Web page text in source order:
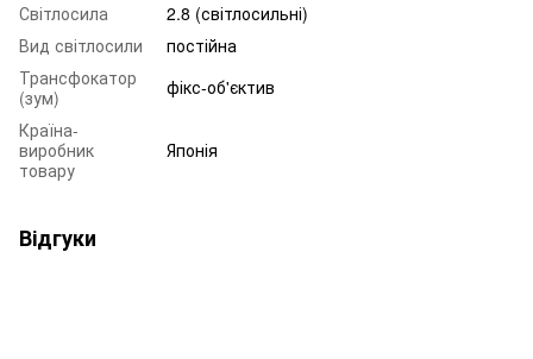
Світлосила
2.8 (світлосильні)
Вид світлосили
постійна
Трансфокатор
(зум)
фікс-об'єктив
Країна-
виробник
товару
Японія
Відгуки